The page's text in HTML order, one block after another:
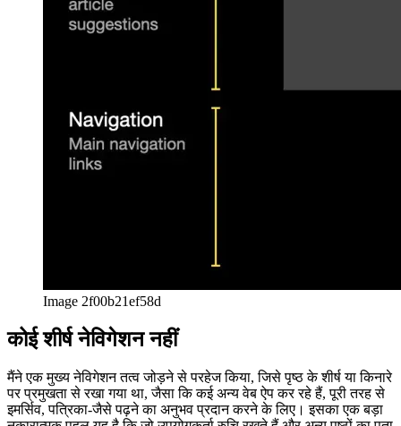
कोई शीर्ष नेविगेशन नहीं